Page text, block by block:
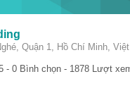
Quận 1, Hồ Chí Minh,
- 0 Bình chọn - 1878 Lượt